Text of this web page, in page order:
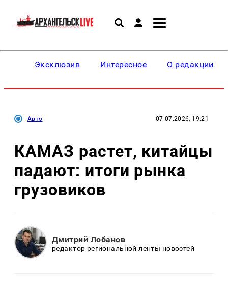
Эксклюзив Интересное О редакции
Авто 07.07.2026, 19:21
КАМАЗ растет, китайцы
падают: итоги рынка
грузовиков
Дмитрий Лобанов
редактор региональной ленты новостей